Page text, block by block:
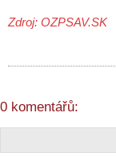
Zdroj: OZPSAV.SK
0 komentářů: